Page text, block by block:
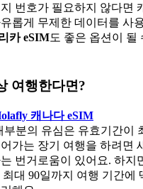
번호가 필요하지 않다면
롭게 무제한 데이터를 사
카 eSIM도 좋은 옵션이 될
여행한다면?
캐나다 eSIM
부분의 유심은 유효기간이
가는 장기 여행을 하려면
번거로움이 있어요. 하지
최대 90일까지 여행 기간에